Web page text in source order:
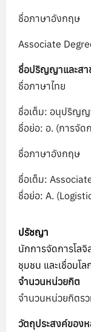
ชื่อภาษาอังกฤษ
Associate
ชื่อปริญญาและสา
ชื่อภาษาไทย
ชื่อเต็ม: อนุปริญญ
ชื่อย่อ: อ. (การจัด
ชื่อภาษาอังกฤษ
ชื่อเต็ม:
ชื่อย่อ: A.
ปรัชญา
นักการจัดการโล
ชุมชน และเชื่อมโล
จำนวนหน่วยกิต
จำนวนหน่วยกิตร
วัตถุประสงค์ของ